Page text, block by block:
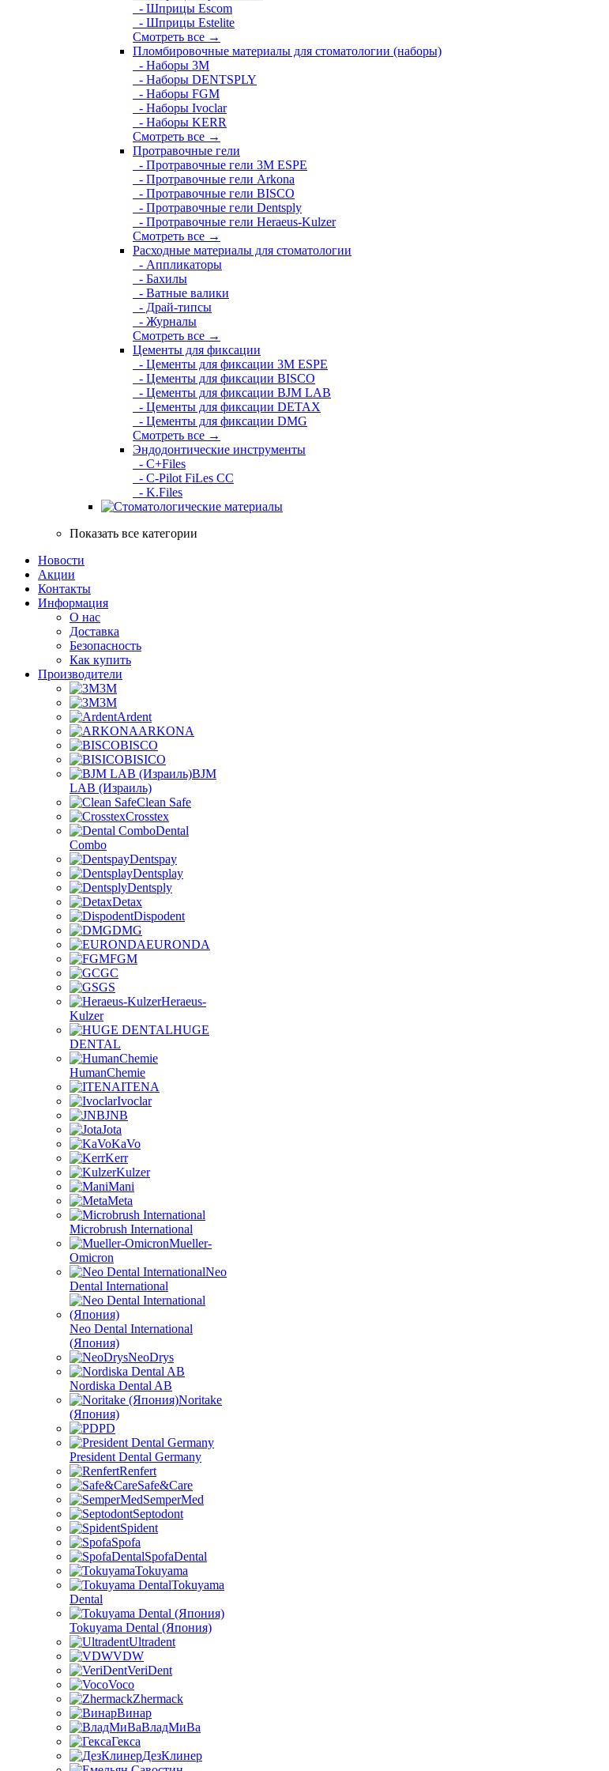
- Шприцы Escom
- Шприцы Estelite
Смотреть все →
Пломбировочные материалы для стоматологии (наборы)
- Наборы 3М
- Наборы DENTSPLY
- Наборы FGM
- Наборы Ivoclar
- Наборы KERR
Смотреть все →
Протравочные гели
- Протравочные гели 3М ESPE
- Протравочные гели Arkona
- Протравочные гели BISCO
- Протравочные гели Dentsply
- Протравочные гели Heraeus-Kulzer
Смотреть все →
Расходные материалы для стоматологии
- Аппликаторы
- Бахилы
- Ватные валики
- Драй-типсы
- Журналы
Смотреть все →
Цементы для фиксации
- Цементы для фиксации 3M ESPE
- Цементы для фиксации BISCO
- Цементы для фиксации BJM LAB
- Цементы для фиксации DETAX
- Цементы для фиксации DMG
Смотреть все →
Эндодонтические инструменты
- C+Files
- C-Pilot FiLes CC
- K.Files
Показать все категории
Новости
Акции
Контакты
Информация
О нас
Доставка
Безопасность
Как купить
Производители
3M
3М
Ardent
ARKONA
BISCO
BISICO
BJM
LAB (Израиль)
Clean Safe
Crosstex
Dental
Combo
Dentspay
Dentsplay
Dentsply
Detax
Dispodent
DMG
EURONDA
FGM
GC
GS
Heraeus-
Kulzer
HUGE
DENTAL
HumanChemie
ITENA
Ivoclar
JNB
Jota
KaVo
Kerr
Kulzer
Mani
Meta
Microbrush International
Mueller-
Omicron
Neo
Dental International
Neo Dental International
(Япония)
NeoDrys
Nordiska Dental AB
Noritake
(Япония)
PD
President Dental Germany
Renfert
Safe&Care
SemperMed
Septodont
Spident
Spofa
SpofaDental
Tokuyama
Tokuyama
Dental
Tokuyama Dental (Япония)
Ultradent
VDW
VeriDent
Voco
Zhermack
Винар
ВладМиВа
Гекса
ДезКлинер